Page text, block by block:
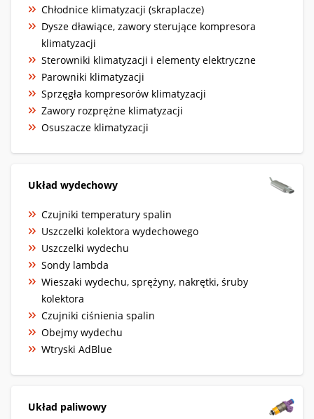
Chłodnice klimatyzacji (skraplacze)
Dysze dławiące, zawory sterujące kompresora
klimatyzacji
Sterowniki klimatyzacji i elementy elektryczne
Parowniki klimatyzacji
Sprzęgła kompresorów klimatyzacji
Zawory rozprężne klimatyzacji
Osuszacze klimatyzacji
Układ wydechowy
Czujniki temperatury spalin
Uszczelki kolektora wydechowego
Uszczelki wydechu
Sondy lambda
Wieszaki wydechu, sprężyny, nakrętki, śruby
kolektora
Czujniki ciśnienia spalin
Obejmy wydechu
Wtryski AdBlue
Układ paliwowy